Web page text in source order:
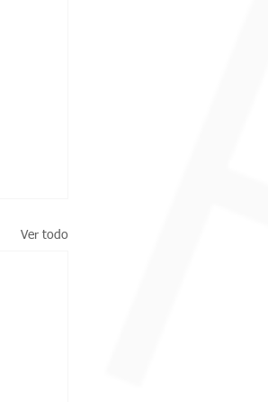
Ver todo